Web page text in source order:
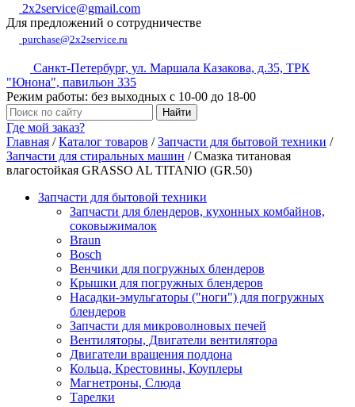
2x2service@gmail.com
Для предложений о сотрудничестве
purchase@2x2service.ru
Санкт-Петербург, ул. Маршала Казакова, д.35, ТРК
"Юнона", павильон 335
Режим работы: без выходных с 10-00 до 18-00
Где мой заказ?
Главная /Каталог товаров /Запчасти для бытовой техники /
Запчасти для стиральных машин /Смазка титановая
влагостойкая GRASSO AL TITANIO (GR.50)
Запчасти для бытовой техники
Запчасти для блендеров, кухонных комбайнов,
соковыжималок
Braun
Bosch
Венчики для погружных блендеров
Крышки для погружных блендеров
Насадки-эмульгаторы ("ноги") для погружных
блендеров
Запчасти для микроволновых печей
Вентиляторы, Двигатели вентилятора
Двигатели вращения поддона
Кольца, Крестовины, Коуплеры
Магнетроны, Слюда
Тарелки